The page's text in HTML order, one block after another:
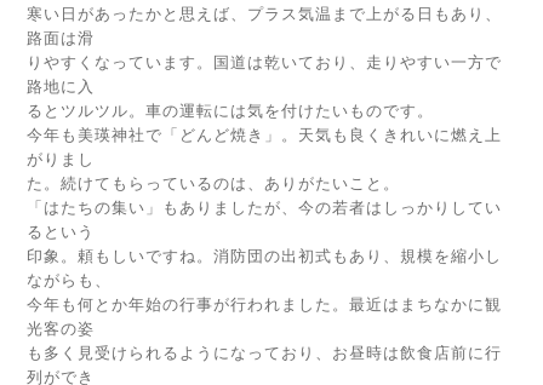
寒い日があったかと思えば、プラス気温まで上がる日もあり、
路面は滑
りやすくなっています。国道は乾いており、走りやすい一方で
路地に入
るとツルツル。車の運転には気を付けたいものです。
今年も美瑛神社で「どんど焼き」。天気も良くきれいに燃え上
がりまし
た。続けてもらっているのは、ありがたいこと。
「はたちの集い」もありましたが、今の若者はしっかりしてい
るという
印象。頼もしいですね。消防団の出初式もあり、規模を縮小し
ながらも、
今年も何とか年始の行事が行われました。最近はまちなかに観
光客の姿
も多く見受けられるようになっており、お昼時は飲食店前に行
列ができ